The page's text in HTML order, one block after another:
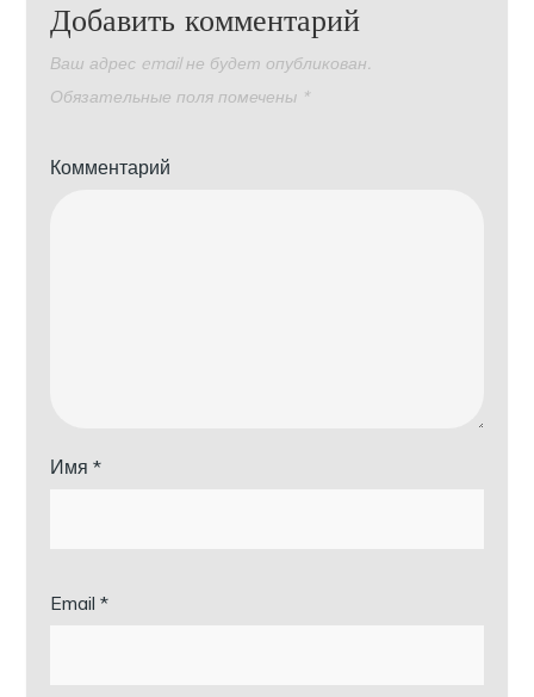
Добавить комментарий
Ваш адрес email не будет опубликован.
Обязательные поля помечены *
Комментарий
Имя*
Email*